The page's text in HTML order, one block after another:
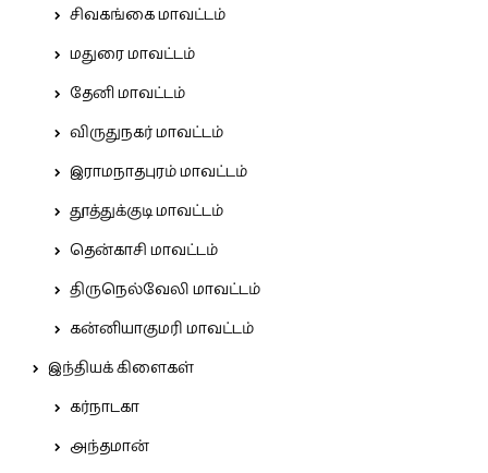
சிவகங்கை மாவட்டம்
மதுரை மாவட்டம்
தேனி மாவட்டம்
விருதுநகர் மாவட்டம்
இராமநாதபுரம் மாவட்டம்
தூத்துக்குடி மாவட்டம்
தென்காசி மாவட்டம்
திருநெல்வேலி மாவட்டம்
கன்னியாகுமரி மாவட்டம்
இந்தியக் கிளைகள்
கர்நாடகா
அந்தமான்